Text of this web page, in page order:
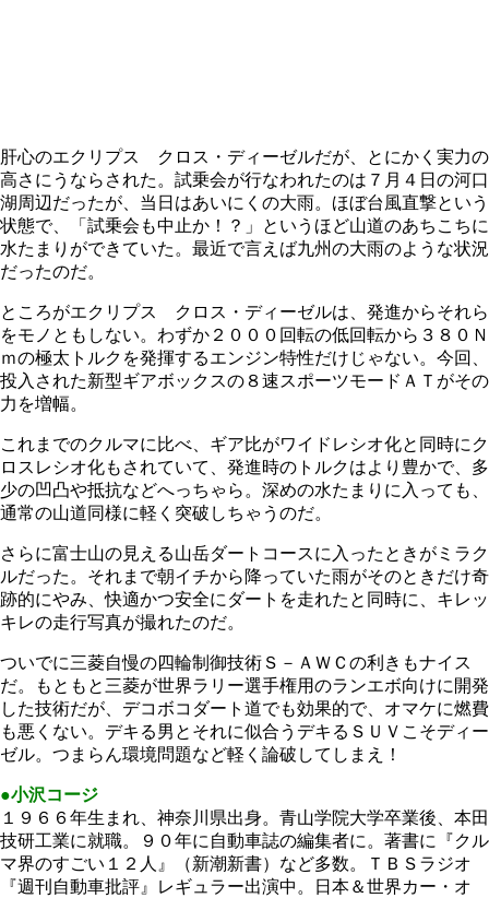
肝心のエクリプス クロス・ディーゼルだが、とにかく実力の
高さにうならされた。試乗会が行なわれたのは７月４日の河口
湖周辺だったが、当日はあいにくの大雨。ほぼ台風直撃という
状態で、「試乗会も中止か！？」というほど山道のあちこちに
水たまりができていた。最近で言えば九州の大雨のような状況
だったのだ。
ところがエクリプス クロス・ディーゼルは、発進からそれら
をモノともしない。わずか２０００回転の低回転から３８０Ｎ
ｍの極太トルクを発揮するエンジン特性だけじゃない。今回、
投入された新型ギアボックスの８速スポーツモードＡＴがその
力を増幅。
これまでのクルマに比べ、ギア比がワイドレシオ化と同時にク
ロスレシオ化もされていて、発進時のトルクはより豊かで、多
少の凹凸や抵抗などへっちゃら。深めの水たまりに入っても、
通常の山道同様に軽く突破しちゃうのだ。
さらに富士山の見える山岳ダートコースに入ったときがミラク
ルだった。それまで朝イチから降っていた雨がそのときだけ奇
跡的にやみ、快適かつ安全にダートを走れたと同時に、キレッ
キレの走行写真が撮れたのだ。
ついでに三菱自慢の四輪制御技術Ｓ－ＡＷＣの利きもナイス
だ。もともと三菱が世界ラリー選手権用のランエボ向けに開発
した技術だが、デコボコダート道でも効果的で、オマケに燃費
も悪くない。デキる男とそれに似合うデキるＳＵＶこそディー
ゼル。つまらん環境問題など軽く論破してしまえ！
●小沢コージ
１９６６年生まれ、神奈川県出身。青山学院大学卒業後、本田
技研工業に就職。９０年に自動車誌の編集者に。著書に『クル
マ界のすごい１２人』（新潮新書）など多数。ＴＢＳラジオ
『週刊自動車批評』レギュラー出演中。日本＆世界カー・オ